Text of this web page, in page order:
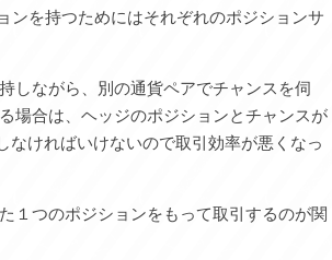
ンを持つためにはそれぞれのポジションサ
しながら、別の通貨ペアでチャンスを伺
場合は、ヘッジのポジションとチャンスが
ければいけないので取引効率が悪くなっ
１つのポジションをもって取引するのが関